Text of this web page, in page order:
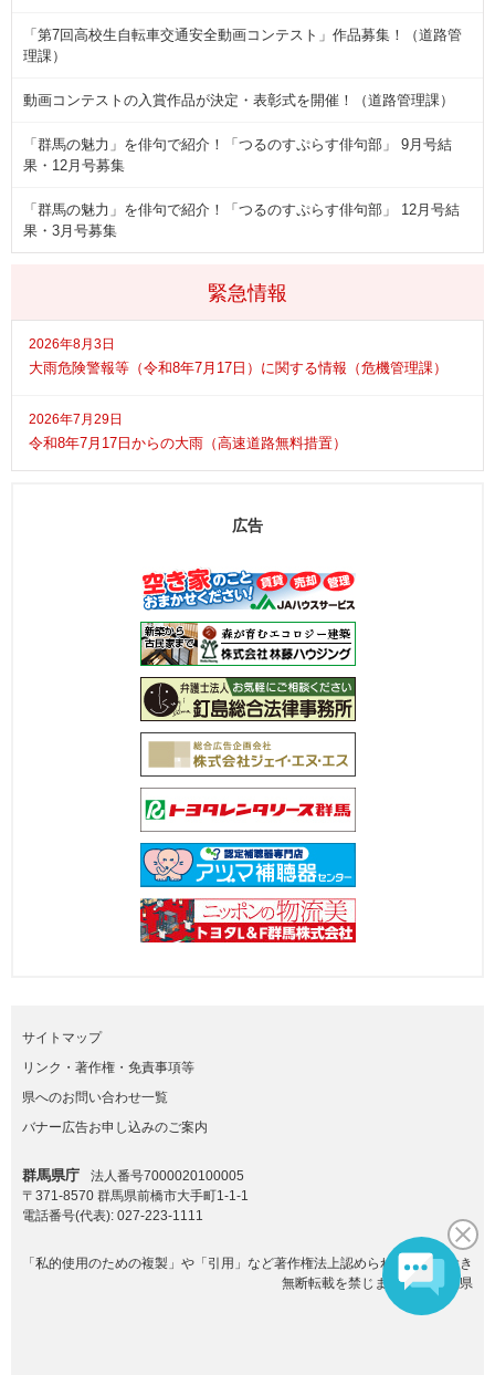
緊急情報
2026年8月3日
大雨危険警報等（令和8年7月17日）に関する情報（危機管理課）
2026年7月29日
令和8年7月17日からの大雨（高速道路無料措置）
「第7回高校生自転車交通安全動画コンテスト」作品募集！（道路管
理課）
動画コンテストの入賞作品が決定・表彰式を開催！（道路管理課）
「群馬の魅力」を俳句で紹介！「つるのすぷらす俳句部」 9月号結
果・12月号募集
「群馬の魅力」を俳句で紹介！「つるのすぷらす俳句部」 12月号結
果・3月号募集
広告
サイトマップ
リンク・著作権・免責事項等
県へのお問い合わせ一覧
バナー広告お申し込みのご案内
群馬県庁
法人番号7000020100005
〒371-8570 群馬県前橋市大手町1-1-1
電話番号(代表): 027-223-1111
「私的使用のための複製」や「引用」など著作権法上認められた場合を除き
無断転載を禁じます。(C)群馬県